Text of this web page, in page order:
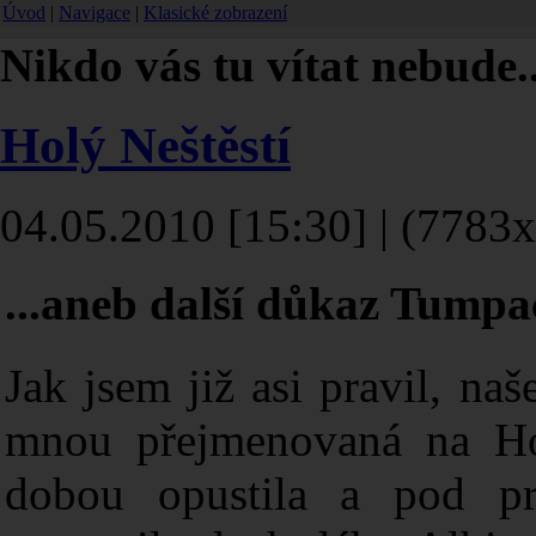
Úvod | Navigace | Klasické zobrazení
Nikdo vás tu vítat
Holý Neštěstí
04.05.2010 [15:30] |
...aneb další důkaz
Jak jsem již asi pravil,
mnou přejmenovaná na
dobou opustila a pod